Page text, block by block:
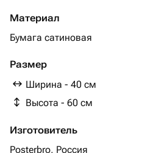
Материал
Бумага сатиновая
Размер
Ширина - 40 см
Высота - 60 см
Изготовитель
Posterbro, Россия